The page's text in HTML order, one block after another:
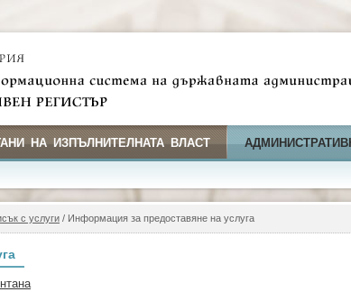
НА ИЗПЪЛНИТЕЛНАТА ВЛАСТ
с услуги / Информация за предоставяне на услуга